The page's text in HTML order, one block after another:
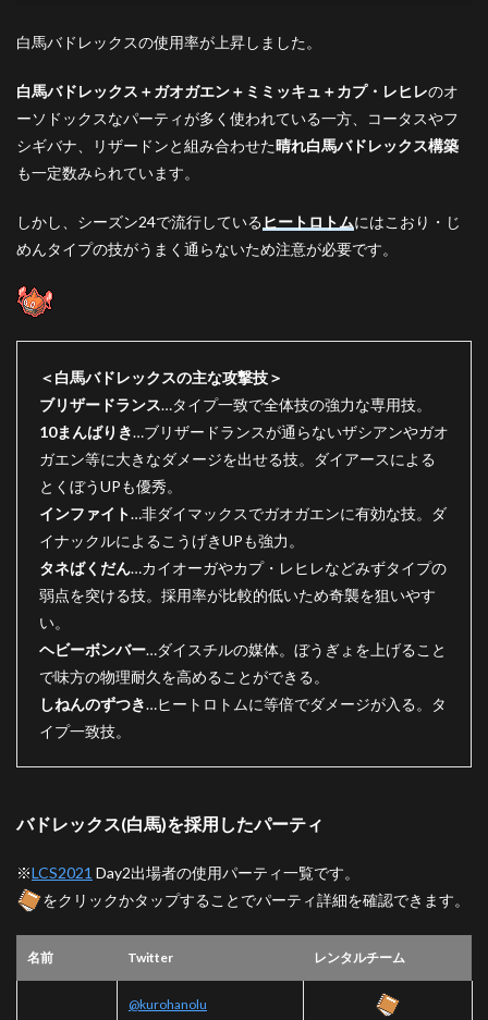
白馬バドレックスの使用率が上昇しました。
白馬バドレックス＋ガオガエン＋ミミッキュ＋カプ・レヒレのオ
ーソドックスなパーティが多く使われている一方、コータスやフ
シギバナ、リザードンと組み合わせた晴れ白馬バドレックス構築
も一定数みられています。
しかし、シーズン24で流行している ヒートロトムにはこおり・じ
めんタイプの技がうまく通らないため注意が必要です。
＜白馬バドレックスの主な攻撃技＞
ブリザードランス…タイプ一致で全体技の強力な専用技。
10まんばりき…ブリザードランスが通らないザシアンやガオ
ガエン等に大きなダメージを出せる技。ダイアースによる
とくぼうUPも優秀。
インファイト…非ダイマックスでガオガエンに有効な技。ダ
イナックルによるこうげきUPも強力。
タネばくだん…カイオーガやカプ・レヒレなどみずタイプの
弱点を突ける技。採用率が比較的低いため奇襲を狙いやす
い。
ヘビーボンバー…ダイスチルの媒体。ぼうぎょを上げること
で味方の物理耐久を高めることができる。
しねんのずつき…ヒートロトムに等倍でダメージが入る。タ
イプ一致技。
バドレックス(白馬)を採用したパーティ
※LCS2021 Day2出場者の使用パーティ一覧です。
をクリックかタップすることでパーティ詳細を確認できます。
名前 Twitter レンタルチーム
@kurohanolu